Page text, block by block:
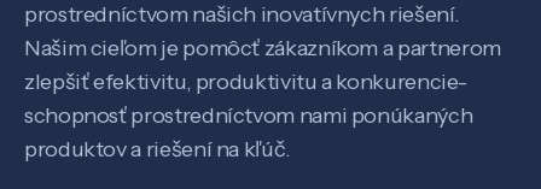
prostredníctvom našich inovatívnych riešení.
Našim cieľom je pomôcť zákazníkom a partnerom
zlepšiť efektivitu, produktivitu a konkurencie-
schopnosť prostredníctvom nami ponúkaných
produktov a riešení na kľúč.